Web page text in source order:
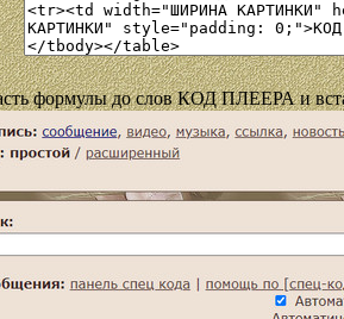
формулы до слов КОД ПЛЕЕРА и